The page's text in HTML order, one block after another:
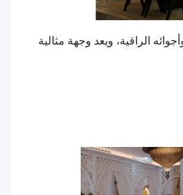
الراقية، ويعد وجهة مثالية